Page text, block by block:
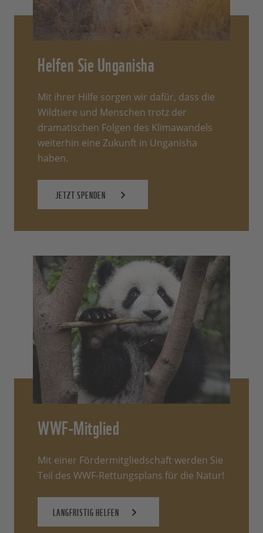
Helfen Sie Unganisha
Mit ihrer Hilfe sorgen wir dafür, dass die
Wildtiere und Menschen trotz der
dramatischen Folgen des Klimawandels
weiterhin eine Zukunft in Unganisha
haben.
JETZT SPENDEN
WWF-Mitglied
Mit einer Fördermitgliedschaft werden Sie
Teil des WWF-Rettungsplans für die Natur!
LANGFRISTIG HELFEN